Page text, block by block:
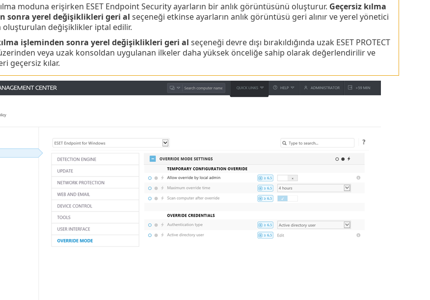
moduna erişirken ESET Endpoint Security ayarların bir anlık görüntüsünü oluşturur. Geçersiz kılma
sonra yerel değişiklikleri geri al seçeneği etkinse ayarların anlık görüntüsü geri alınır ve yerel yönetici
oluşturulan değişiklikler iptal edilir.
işleminden sonra yerel değişiklikleri geri al seçeneği devre dışı bırakıldığında uzak ESET PROTECT
veya uzak konsoldan uygulanan ilkeler daha yüksek önceliğe sahip olarak değerlendirilir ve
geçersiz kılar.